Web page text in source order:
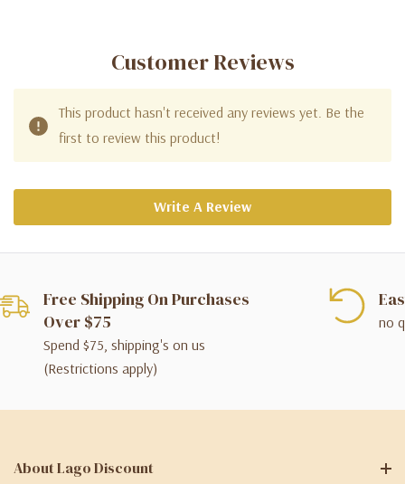
Customer Reviews
This product hasn't received any reviews yet. Be the
first to review this product!
Write A Review
Free Shipping On Purchases
Over $75
Spend $75, shipping's on us
(Restrictions apply)
no
About Lago Discount